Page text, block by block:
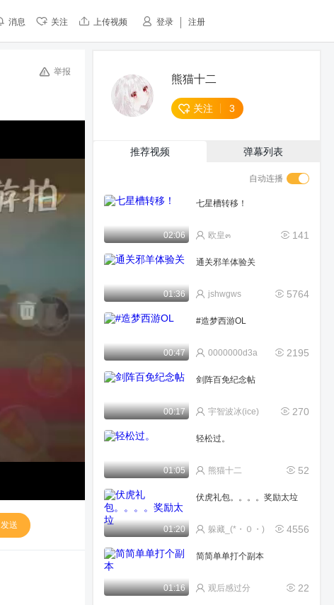
登录 注册
消息 关注 上传视频
举报
发送
熊猫十二
关注 3
推荐视频 弹幕列表
自动连播
02:06
七星槽转移！
141
欧皇๓
01:36
通关邪羊体验关
5764
jshwgws
00:47
#造梦西游OL
2195
0000000d3a
00:17
剑阵百免纪念帖
270
宇智波冰(ice)
01:05
轻松过。
52
熊猫十二
01:20
伏虎礼包。。。。奖励太垃
4556
躲藏_(*・０・)
01:16
简简单单打个副本
22
观后感过分